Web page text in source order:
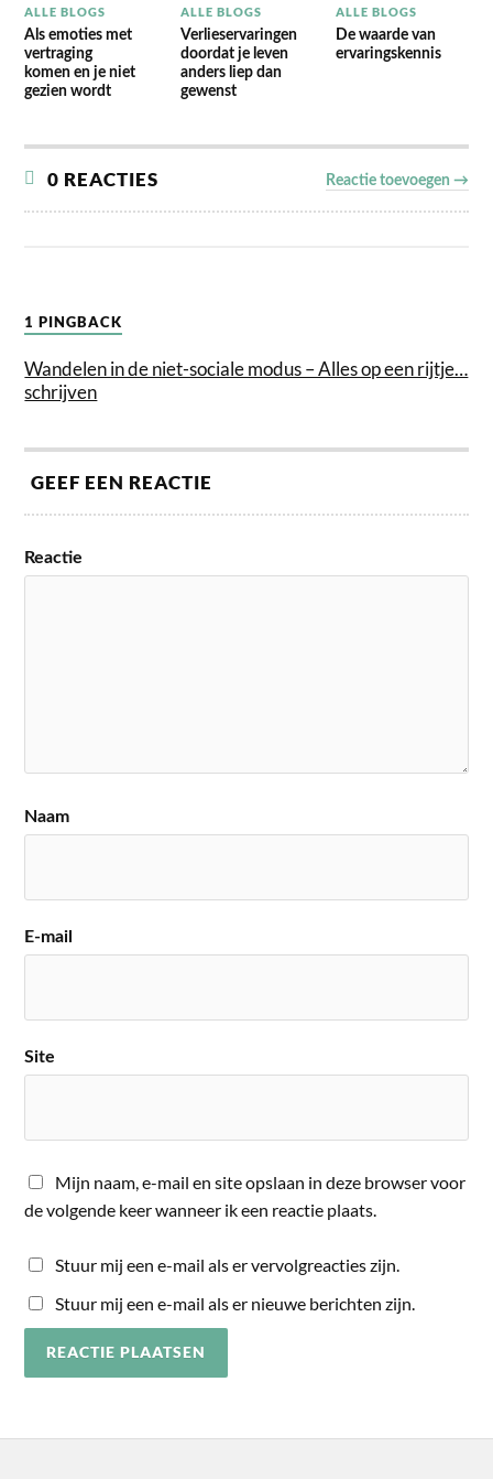
ALLE BLOGS
Als emoties met
vertraging
komen en je niet
gezien wordt
ALLE BLOGS
Verlieservaringen
doordat je leven
anders liep dan
gewenst
ALLE BLOGS
De waarde van
ervaringskennis
0 REACTIES Reactie toevoegen →
1 PINGBACK
Wandelen in de niet-sociale modus – Alles op een rijtje…
schrijven
GEEF EEN REACTIE
Reactie
Naam
E-mail
Site
Mijn naam, e-mail en site opslaan in deze browser voor
de volgende keer wanneer ik een reactie plaats.
Stuur mij een e-mail als er vervolgreacties zijn.
Stuur mij een e-mail als er nieuwe berichten zijn.